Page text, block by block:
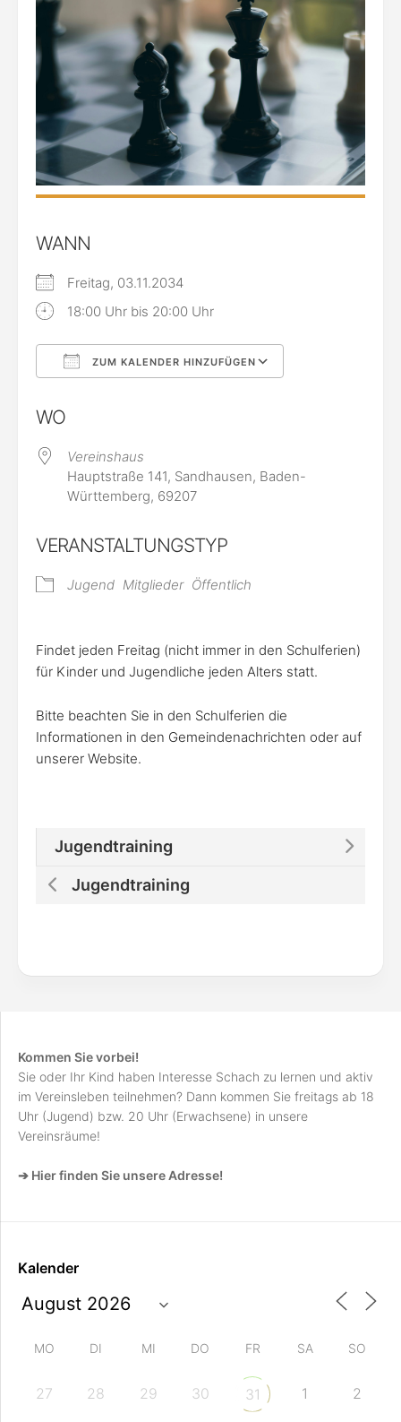
WANN
Freitag, 03.11.2034
18:00 Uhr bis 20:00 Uhr
ZUM KALENDER HINZUFÜGEN
WO
Vereinshaus
Hauptstraße 141, Sandhausen, Baden-
Württemberg, 69207
VERANSTALTUNGSTYP
Jugend Mitglieder Öffentlich
Findet jeden Freitag (nicht immer in den Schulferien)
für Kinder und Jugendliche jeden Alters statt.
Bitte beachten Sie in den Schulferien die
Informationen in den Gemeindenachrichten oder auf
unserer Website.
Jugendtraining
Jugendtraining
Kommen Sie vorbei!
Sie oder Ihr Kind haben Interesse Schach zu lernen und aktiv
im Vereinsleben teilnehmen? Dann kommen Sie freitags ab 18
Uhr (Jugend) bzw. 20 Uhr (Erwachsene) in unsere
Vereinsräume!
➔ Hier finden Sie unsere Adresse!
Kalender
MO DI MI DO FR SA SO
27 28 29 30 31 1 2